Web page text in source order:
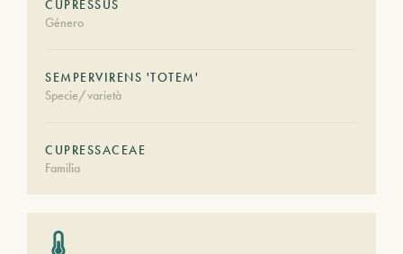
CUPRESSUS
Género
SEMPERVIRENS 'TOTEM'
Specie/varietà
CUPRESSACEAE
Familia